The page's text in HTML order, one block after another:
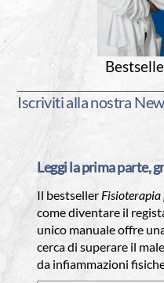
Iscriviti alla nostra
Leggi la prima parte,
Il bestseller Fisioterapia
come diventare il
unico manuale offre
cerca di superare il
da infiammazioni